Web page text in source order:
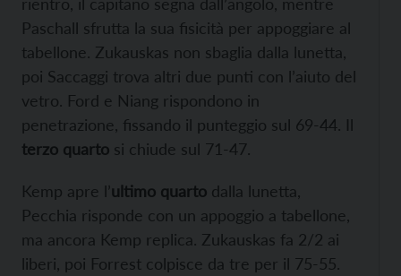
Paschall sfrutta la sua fisicità per appoggiare al
tabellone. Zukauskas non sbaglia dalla lunetta,
poi Saccaggi trova altri due punti con l’aiuto del
vetro. Ford e Niang rispondono in
penetrazione, fissando il punteggio sul 69-44. Il
terzo quarto si chiude sul 71-47.
Kemp apre l’ultimo quarto dalla lunetta,
Pecchia risponde con un appoggio a tabellone,
ma ancora Kemp replica. Zukauskas fa 2/2 ai
liberi, poi Forrest colpisce da tre per il 75-55.